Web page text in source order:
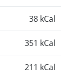
38 kCal
351 kCal
211 kCal